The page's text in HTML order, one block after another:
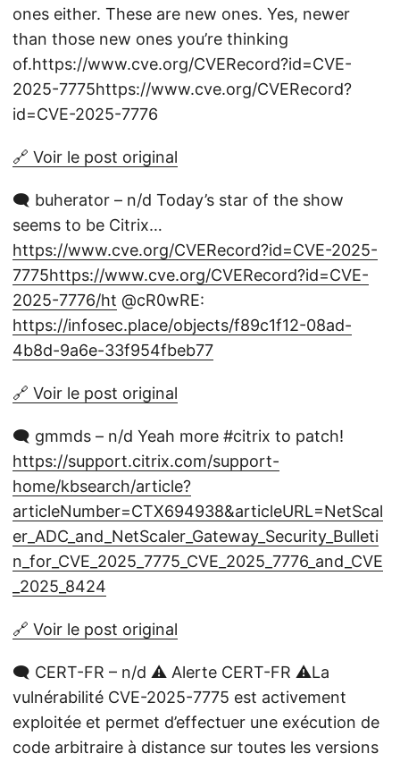
ones either. These are new ones. Yes, newer
than those new ones you’re thinking
of.https://www.cve.org/CVERecord?id=CVE-
2025-7775https://www.cve.org/CVERecord?
id=CVE-2025-7776
🔗 Voir le post original
🗨️ buherator – n/d Today’s star of the show
seems to be Citrix…
https://www.cve.org/CVERecord?id=CVE-2025-
7775https://www.cve.org/CVERecord?id=CVE-
2025-7776/ht @cR0wRE:
https://infosec.place/objects/f89c1f12-08ad-
4b8d-9a6e-33f954fbeb77
🔗 Voir le post original
🗨️ gmmds – n/d Yeah more #citrix to patch!
https://support.citrix.com/support-
home/kbsearch/article?
articleNumber=CTX694938&articleURL=NetScal
er_ADC_and_NetScaler_Gateway_Security_Bulleti
n_for_CVE_2025_7775_CVE_2025_7776_and_CVE
_2025_8424
🔗 Voir le post original
🗨️ CERT-FR – n/d ⚠️ Alerte CERT-FR ⚠️La
vulnérabilité CVE-2025-7775 est activement
exploitée et permet d’effectuer une exécution de
code arbitraire à distance sur toutes les versions